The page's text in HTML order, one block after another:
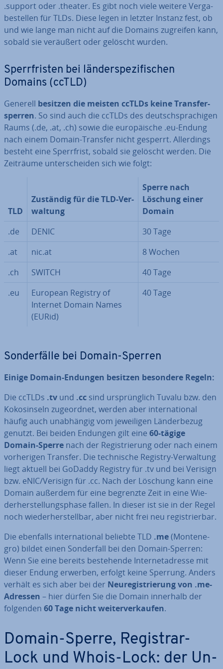
.support oder .theater. Es gibt noch viele weitere Ver­ga­
be­stel­len für TLDs. Diese legen in letzter Instanz fest, ob
und wie lange man nicht auf die Domains zugreifen kann,
sobald sie veräußert oder gelöscht wurden.
Sperr­fris­ten bei län­der­spe­zi­fi­schen
Domains (ccTLD)
Generell besitzen die meisten ccTLDs keine Trans­fer­
sper­ren. So sind auch die ccTLDs des deutsch­spra­chi­gen
Raums (.de, .at, .ch) sowie die eu­ro­päi­sche .eu-Endung
nach einem Domain-Transfer nicht gesperrt. Al­ler­dings
besteht eine Sperr­frist, sobald sie gelöscht werden. Die
Zeiträume un­ter­schei­den sich wie folgt:
TLD
Zuständig für die TLD-Ver­
wal­tung
Sperre nach
Löschung einer
Domain
.de
DENIC
30 Tage
.at
nic.at
8 Wochen
.ch
SWITCH
40 Tage
.eu
European Registry of
Internet Domain Names
(EURid)
40 Tage
Son­der­fäl­le bei Domain-Sperren
Einige Domain-Endungen besitzen besondere Regeln:
Die ccTLDs .tv und .cc sind ur­sprüng­lich Tuvalu bzw. den
Ko­kos­in­seln zu­ge­ord­net, werden aber in­ter­na­tio­nal
häufig auch un­ab­hän­gig vom je­wei­li­gen Län­der­be­zug
genutzt. Bei beiden Endungen gilt eine 60-tägige
Domain-Sperre nach der Re­gis­trie­rung oder nach einem
vor­he­ri­gen Transfer. Die tech­ni­sche Registry-Ver­wal­tung
liegt aktuell bei GoDaddy Registry für .tv und bei Verisign
bzw. eNIC/Verisign für .cc. Nach der Löschung kann eine
Domain außerdem für eine begrenzte Zeit in eine Wie­
der­her­stel­lungs­pha­se fallen. In dieser ist sie in der Regel
noch wie­der­her­stell­bar, aber nicht frei neu re­gis­trier­bar.
Die ebenfalls in­ter­na­tio­nal beliebte TLD .me(Mon­te­ne­
gro) bildet einen Son­der­fall bei den Domain-Sperren:
Wenn Sie eine bereits be­stehen­de In­ter­net­adres­se mit
dieser Endung erwerben, erfolgt keine Sperrung. Anders
verhält es sich aber bei der Neu­re­gis­trie­rung von .me-
Adressen – hier dürfen Sie die Domain innerhalb der
folgenden 60 Tage nicht wei­ter­ver­kau­fen.
Domain-Sperre, Registrar-
Lock und Whois-Lock: der Un­